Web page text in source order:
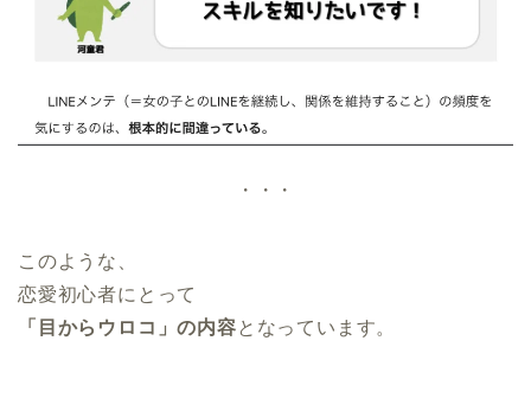
・・・
このような、
恋愛初心者にとって
「目からウロコ」の内容となっています。